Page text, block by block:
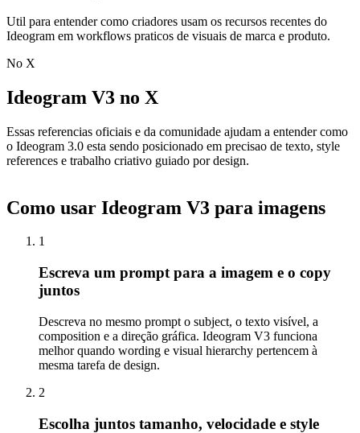
Util para entender como criadores usam os recursos recentes do
Ideogram em workflows praticos de visuais de marca e produto.
No X
Ideogram V3 no X
Essas referencias oficiais e da comunidade ajudam a entender como
o Ideogram 3.0 esta sendo posicionado em precisao de texto, style
references e trabalho criativo guiado por design.
Como usar Ideogram V3 para imagens
1
Escreva um prompt para a imagem e o copy
juntos
Descreva no mesmo prompt o subject, o texto visível, a
composition e a direção gráfica. Ideogram V3 funciona
melhor quando wording e visual hierarchy pertencem à
mesma tarefa de design.
2
Escolha juntos tamanho, velocidade e style